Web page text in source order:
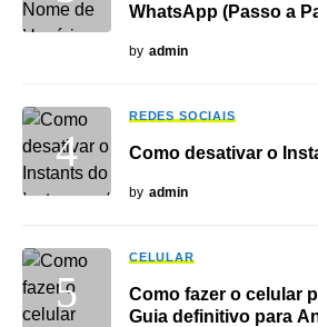
WhatsApp (Passo a
by admin
REDES SOCIAIS
Como desativar o
by admin
CELULAR
Como fazer o celular
Guia definitivo para